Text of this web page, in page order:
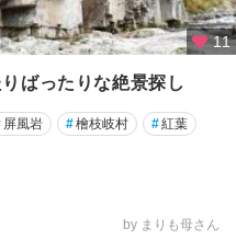
11
ばったりな絶景探し
屏風岩 #檜枝岐村 #紅葉
by まりも母さん